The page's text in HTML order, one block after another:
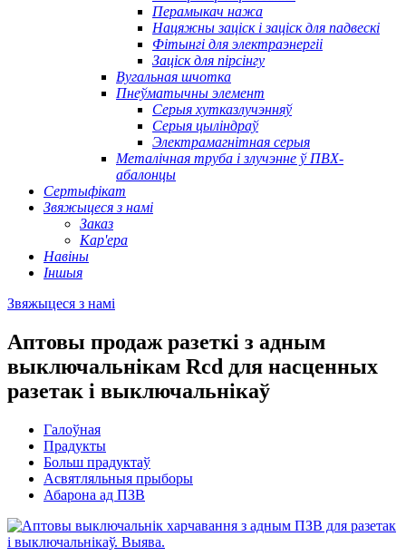
Перамыкач нажа
Нацяжны заціск і заціск для падвескі
Фітынгі для электраэнергіі
Заціск для пірсінгу
Вугальная шчотка
Пнеўматычны элемент
Серыя хутказлучэнняў
Серыя цыліндраў
Электрамагнітная серыя
Металічная труба і злучэнне ў ПВХ-
абалонцы
Сертыфікат
Звяжыцеся з намі
Заказ
Кар'ера
Навіны
Іншыя
Звяжыцеся з намі
Аптовы продаж разеткі з адным
выключальнікам Rcd для насценных
разетак і выключальнікаў
Галоўная
Прадукты
Больш прадуктаў
Асвятляльныя прыборы
Абарона ад ПЗВ